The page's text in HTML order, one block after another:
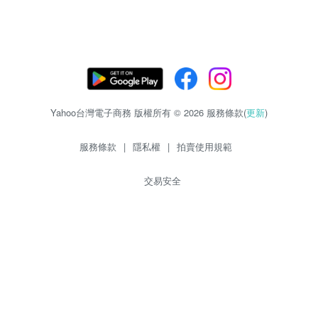
Yahoo台灣電子商務 版權所有 © 2026 服務條款(更新)
服務條款 | 隱私權 | 拍賣使用規範
交易安全